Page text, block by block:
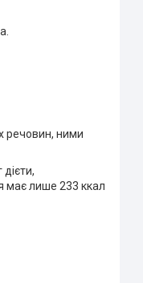
речовин, ними
має лише 233 ккал